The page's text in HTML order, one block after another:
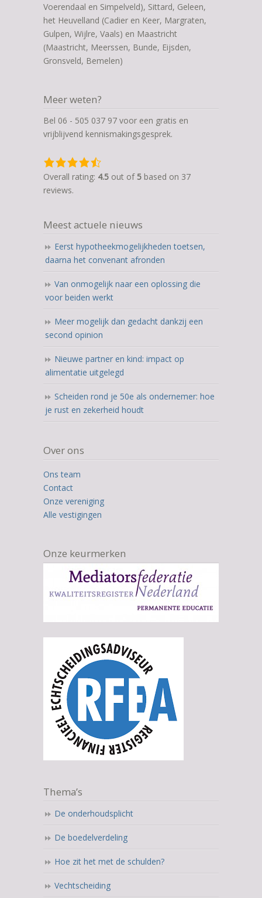
Voerendaal en Simpelveld), Sittard, Geleen,
het Heuvelland (Cadier en Keer, Margraten,
Gulpen, Wijlre, Vaals) en Maastricht
(Maastricht, Meerssen, Bunde, Eijsden,
Gronsveld, Bemelen)
Meer weten?
Bel 06 - 505 037 97 voor een gratis en
vrijblijvend kennismakingsgesprek.
4,5
rating
based
ratings
Overall rating: 4.5 out of 5 based on 37
reviews.
Meest actuele nieuws
Eerst hypotheekmogelijkheden toetsen,
daarna het convenant afronden
Van onmogelijk naar een oplossing die
voor beiden werkt
Meer mogelijk dan gedacht dankzij een
second opinion
Nieuwe partner en kind: impact op
alimentatie uitgelegd
Scheiden rond je 50e als ondernemer: hoe
je rust en zekerheid houdt
Over ons
Ons team
Contact
Onze vereniging
Alle vestigingen
Onze keurmerken
Thema’s
De onderhoudsplicht
De boedelverdeling
Hoe zit het met de schulden?
Vechtscheiding